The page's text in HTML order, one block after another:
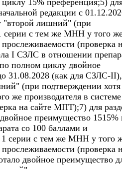
редакции с
"второй лишний" (при
серии с тем же МНН у того
(проверка
I СЗЛС в отношении
полном циклу двойное
31.08.2028 (как для СЗЛС-
(при подтверждении
же производителя в системе
на сайте МПТ);7) для
преимущество 1515%
со 100 баллами и
1 серии с тем же МНН у того
(проверка
двойное преимущество